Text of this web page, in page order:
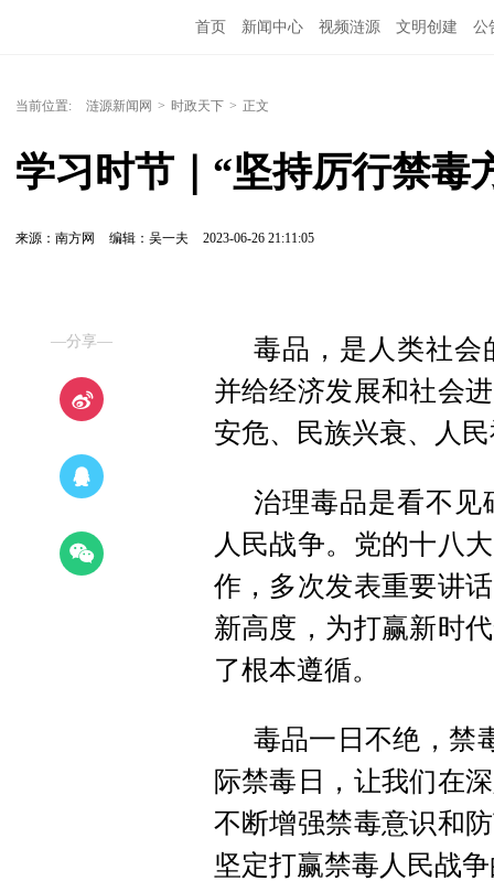
首页 新闻中心 视频涟源 文明创建 公
当前位置: 涟源新闻网 > 时政天下 > 正文
学习时节｜“坚持厉行禁毒
来源：南方网 编辑：吴一夫 2023-06-26 21:11:05
—分享—
毒品，是人类社会
并给经济发展和社会
安危、民族兴衰、人
治理毒品是看不见
人民战争。党的十八
作，多次发表重要讲
新高度，为打赢新时
了根本遵循。
毒品一日不绝，禁
际禁毒日，让我们在
不断增强禁毒意识和
坚定打赢禁毒人民战